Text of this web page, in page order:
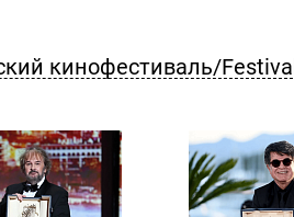
кинофестиваль/